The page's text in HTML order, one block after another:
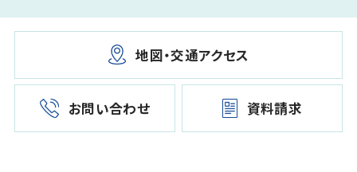
地図・交通アクセス
お問い合わせ 資料請求